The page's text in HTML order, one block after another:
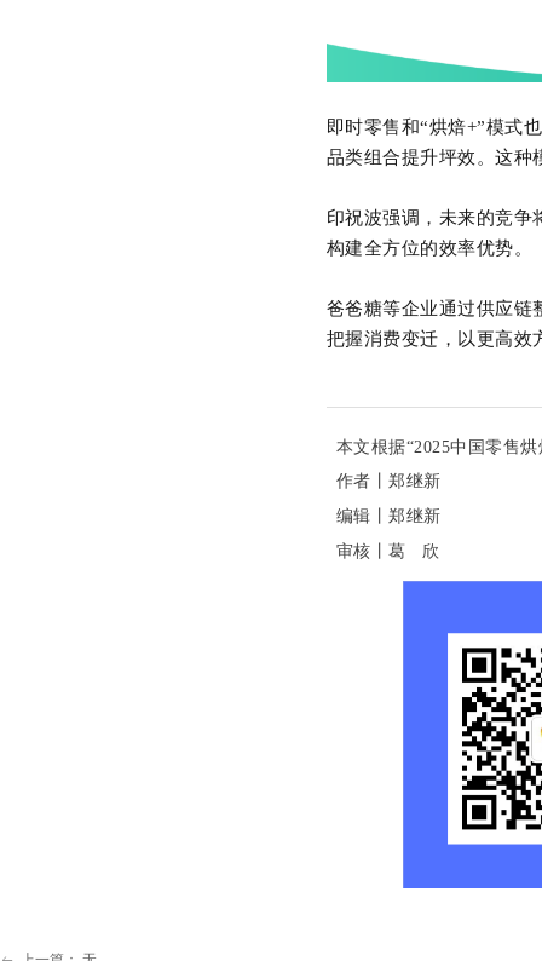
即时零售和“烘焙+”模式
品类组合提升坪效。这种
印祝波强调，未来的竞争
构建全方位的效率优势。
爸爸糖等企业通过供应链
把握消费变迁，以更高效
本文根据“2025中国零售
作者丨郑继新
编辑丨 郑继新
审核丨 葛 欣